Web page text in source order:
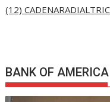
(12)
BANK OF AMERICA